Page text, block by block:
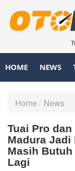
HOME NEWS
Home News
Tuai Pro
Madura
Masih
Lagi